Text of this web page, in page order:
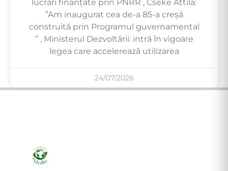
lucrări finanțate prin PNRR , Cseke Attila:
”Am inaugurat cea de-a 85-a creșă
construită prin Programul guvernamental
” , Ministerul Dezvoltării: intră în vigoare
legea care accelerează utilizarea
24/07/2026